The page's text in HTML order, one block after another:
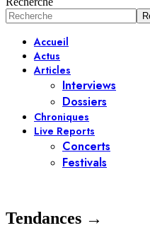
Accueil
Actus
Articles
Interviews
Dossiers
Chroniques
Live Reports
Concerts
Festivals
Tendances →